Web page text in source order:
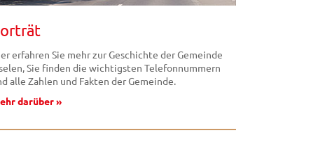
erfahren Sie mehr zur Geschichte der Gemeinde
Sie finden die wichtigsten Telefonnummern
alle Zahlen und Fakten der Gemeinde.
darüber »